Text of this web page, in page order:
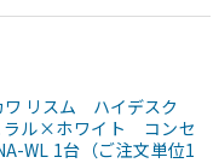
ワ リスム ハイデスク
ラル×ホワイト コンセ
WL 1台（ご注文単位1